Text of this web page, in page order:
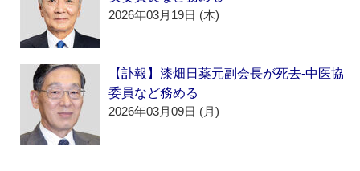
2026年03月19日 (木)
【訃報】漆畑日薬元副会長が死去‐中医協
委員など務める
2026年03月09日 (月)